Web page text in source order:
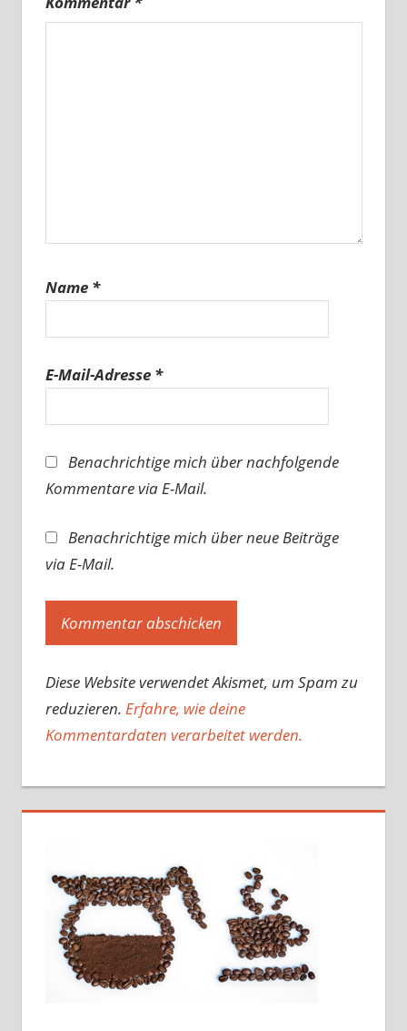
Name *
E-Mail-Adresse *
Benachrichtige mich über nachfolgende
Kommentare via E-Mail.
Benachrichtige mich über neue Beiträge
via E-Mail.
Diese Website verwendet Akismet, um Spam zu
reduzieren. Erfahre, wie deine
Kommentardaten verarbeitet werden.